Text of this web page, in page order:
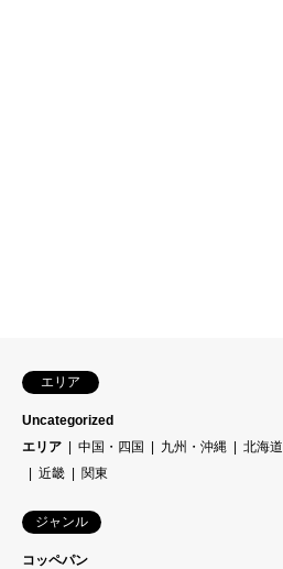
エリア
Uncategorized
エリア
中国・四国 九州・沖縄 北海道
近畿
関東
ジャンル
コッペパン